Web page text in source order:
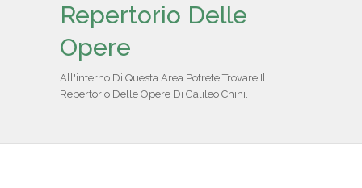
BIOGRAFIA
IL REPERTORIO
COLLABORATORI
PARTNER
Repertorio Delle
Opere
All'interno Di Questa Area Potrete Trovare Il
Repertorio Delle Opere Di Galileo Chini.